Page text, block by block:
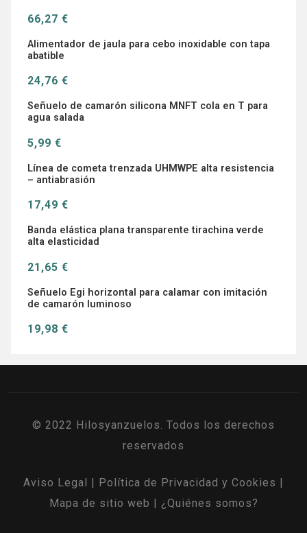
66,27 €
Alimentador de jaula para cebo inoxidable con tapa
abatible
24,76 €
Señuelo de camarón silicona MNFT cola en T para
agua salada
5,99 €
Línea de cometa trenzada UHMWPE alta resistencia
– antiabrasión
17,49 €
Banda elástica plana transparente tirachina verde
alta elasticidad
21,65 €
Señuelo Egi horizontal para calamar con imitación
de camarón luminoso
19,98 €
© 2022 Hilosyanzuelos. Todos los derechos
reservados
Aviso Legal Política de Privacidad y Cookies
Mapa de sitio web
¿Quiénes somos?